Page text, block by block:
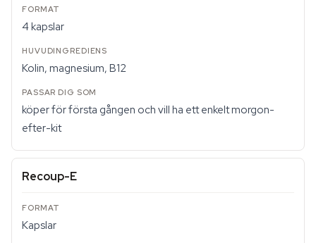
4 kapslar
Kolin, magnesium, B12
köper för första gången och vill ha ett enkelt morgon-
efter-kit
Recoup-E
Kapslar